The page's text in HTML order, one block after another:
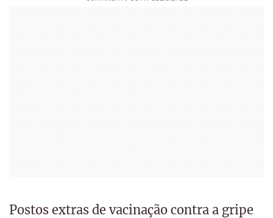
Postos extras de vacinação contra a gripe